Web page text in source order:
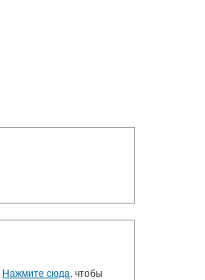
Нажмите сюда, чтобы